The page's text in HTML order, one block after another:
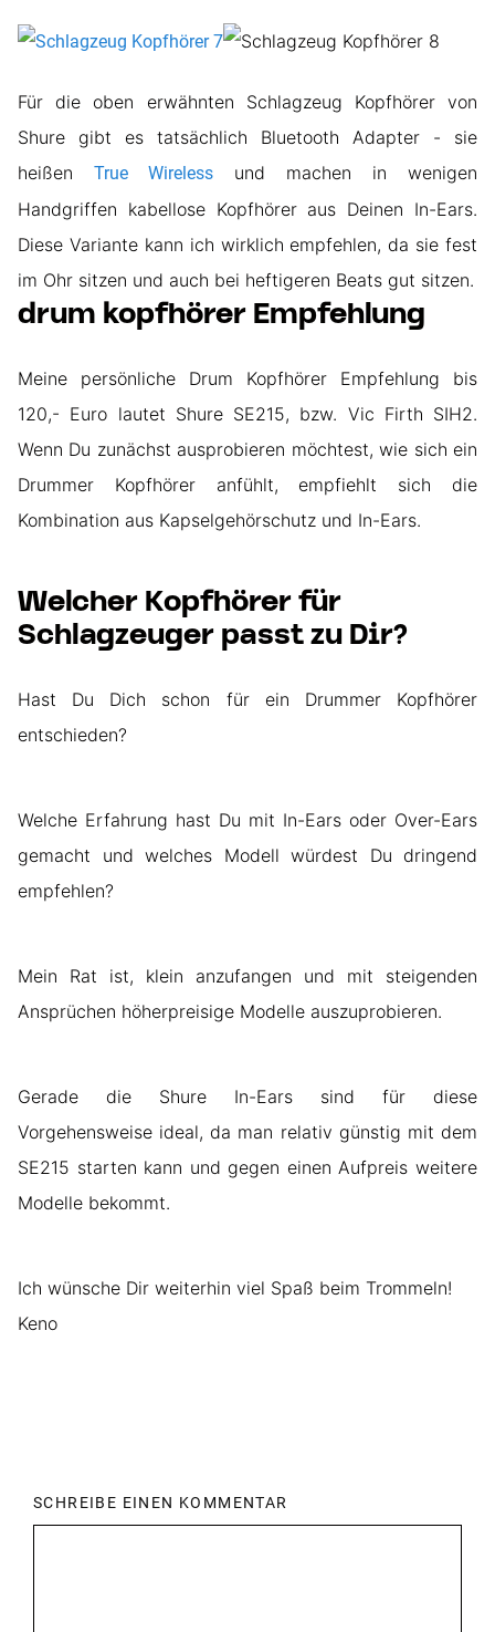
Für die oben erwähnten Schlagzeug Kopfhörer von
Shure gibt es tatsächlich Bluetooth Adapter - sie
heißen True Wireless und machen in wenigen
Handgriffen kabellose Kopfhörer aus Deinen In-Ears.
Diese Variante kann ich wirklich empfehlen, da sie fest
im Ohr sitzen und auch bei heftigeren Beats gut sitzen.
drum kopfhörer Empfehlung
Meine persönliche Drum Kopfhörer Empfehlung bis
120,- Euro lautet Shure SE215, bzw. Vic Firth SIH2.
Wenn Du zunächst ausprobieren möchtest, wie sich ein
Drummer Kopfhörer anfühlt, empfiehlt sich die
Kombination aus Kapselgehörschutz und In-Ears.
Welcher Kopfhörer für
Schlagzeuger passt zu Dir?
Hast Du Dich schon für ein Drummer Kopfhörer
entschieden?
Welche Erfahrung hast Du mit In-Ears oder Over-Ears
gemacht und welches Modell würdest Du dringend
empfehlen?
Mein Rat ist, klein anzufangen und mit steigenden
Ansprüchen höherpreisige Modelle auszuprobieren.
Gerade die Shure In-Ears sind für diese
Vorgehensweise ideal, da man relativ günstig mit dem
SE215 starten kann und gegen einen Aufpreis weitere
Modelle bekommt.
Ich wünsche Dir weiterhin viel Spaß beim Trommeln!
Keno
SCHREIBE EINEN KOMMENTAR